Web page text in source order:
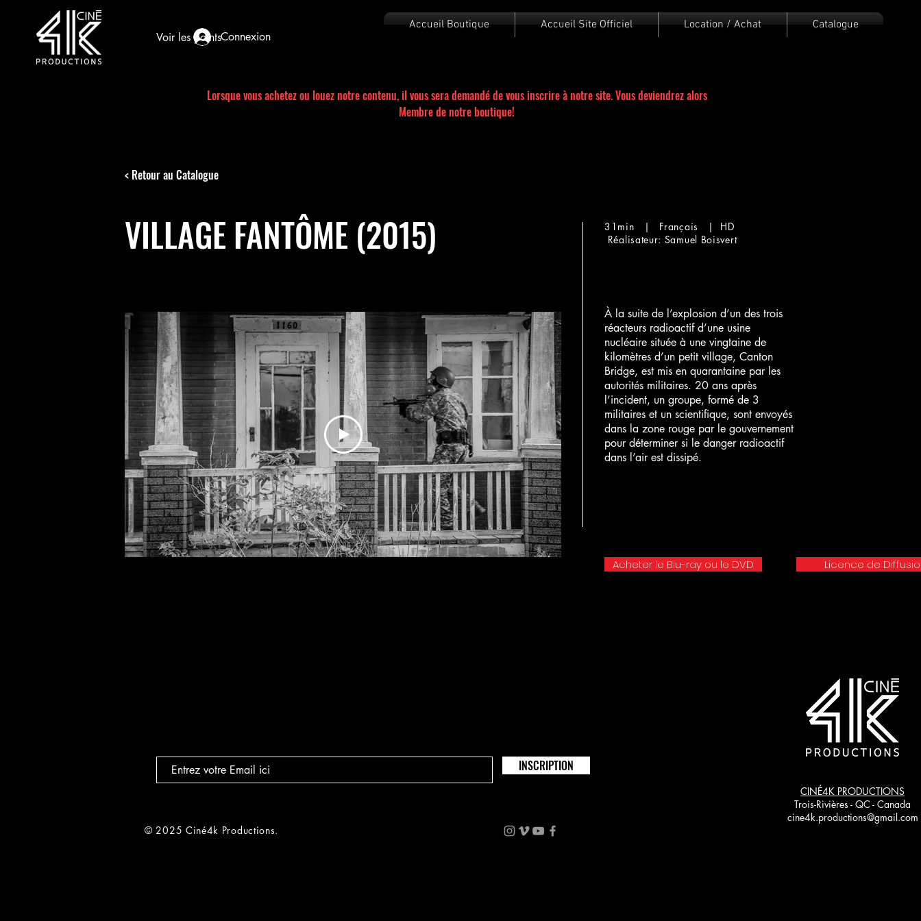
Voir les points
Accueil Boutique Accueil Site Officiel Location / Achat Catalogue
Connexion
Lorsque vous achetez ou louez notre contenu, il vous sera demandé de vous inscrire à notre site. Vous deviendrez alors
Membre de notre boutique!
< Retour au Catalogue
VILLAGE FANTÔME (2015)
31min | Français | HD
Réalisateur: Samuel Boisvert
À la suite de l’explosion d’un des trois
réacteurs radioactif d’une usine
nucléaire située à une vingtaine de
kilomètres d’un petit village, Canton
Bridge, est mis en quarantaine par les
autorités militaires. 20 ans après
l’incident, un groupe, formé de 3
militaires et un scientifique, sont envoyés
dans la zone rouge par le gouvernement
pour déterminer si le danger radioactif
dans l’air est dissipé.
Acheter le Blu-ray ou le DVD Licence de
INSCRIPTION
© 2025 Ciné4k Productions.
CINÉ4K PRODUCTIONS
Trois-Rivières - QC - Canada
cine4k.productions@gmail.com